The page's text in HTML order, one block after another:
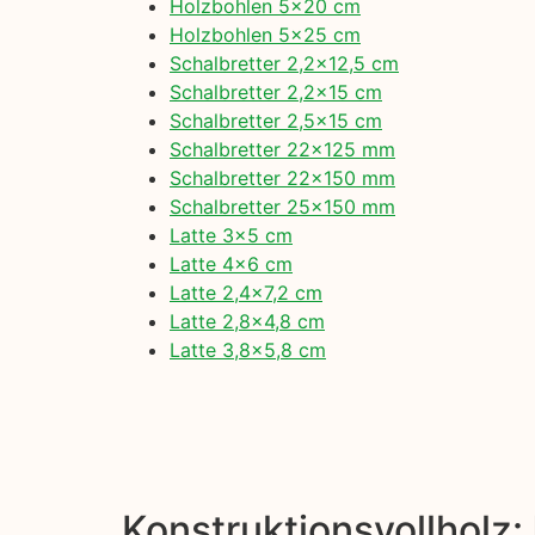
Holzbohlen 5×20 cm
Holzbohlen 5×25 cm
Schalbretter 2,2×12,5 cm
Schalbretter 2,2×15 cm
Schalbretter 2,5×15 cm
Schalbretter 22×125 mm
Schalbretter 22×150 mm
Schalbretter 25×150 mm
Latte 3×5 cm
Latte 4×6 cm
Latte 2,4×7,2 cm
Latte 2,8×4,8 cm
Latte 3,8×5,8 cm